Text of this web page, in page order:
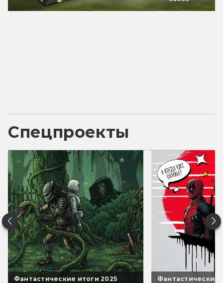
Спецпроекты
Фантастические итоги 2025 Фантастические